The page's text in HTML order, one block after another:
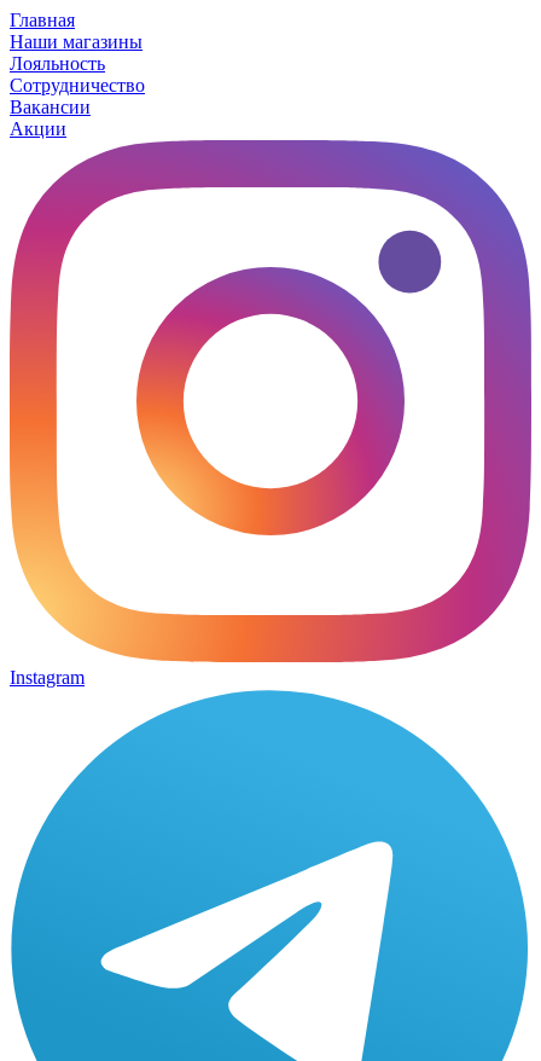
Главная
Наши магазины
Лояльность
Сотрудничество
Вакансии
Акции
Instagram